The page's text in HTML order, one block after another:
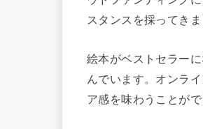
スタンスを採ってきま
絵本がベストセラー
んでいます。オンラ
ア感を味わうことがで